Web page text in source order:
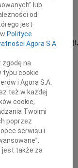
filozofa i pisarza,
polskiej inteligencji,
Warszawskiego
Oksfordzkiego.
i Bliskim
lub
od
jest
wPolityce
Agora S.A.
zgodę na
typu cookie
i Agora S.A.
też w każdej
cookie,
Twoimi
poprzez
serwisu i
jest także za